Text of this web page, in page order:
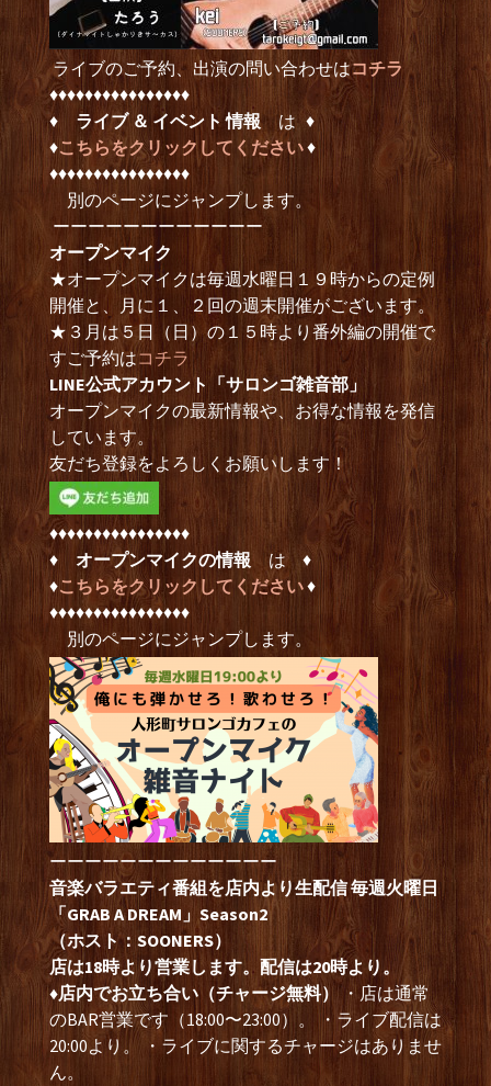
ライブのご予約、出演の問い合わせはコチラ
♦︎♦︎♦︎♦︎♦︎♦︎♦︎♦︎♦︎♦︎♦︎♦︎♦︎♦︎♦︎♦︎
♦︎ ライブ ＆ イベント 情報は ♦︎
♦︎こちらをクリックしてください♦︎
♦︎♦︎♦︎♦︎♦︎♦︎♦︎♦︎♦︎♦︎♦︎♦︎♦︎♦︎♦︎♦︎
別のページにジャンプします。
ーーーーーーーーーーーー
オープンマイク
★オープンマイクは毎週水曜日１９時からの定例
開催と、月に１、２回の週末開催がございます。
★３月は５日（日）の１５時より番外編の開催で
すご予約はコチラ
LINE公式アカウント「サロンゴ雑音部」
オープンマイクの最新情報や、お得な情報を発信
しています。
友だち登録をよろしくお願いします！
♦︎♦︎♦︎♦︎♦︎♦︎♦︎♦︎♦︎♦︎♦︎♦︎♦︎♦︎♦︎♦︎
♦︎ オープンマイクの情報は ♦︎
♦︎こちらをクリックしてください♦︎
♦︎♦︎♦︎♦︎♦︎♦︎♦︎♦︎♦︎♦︎♦︎♦︎♦︎♦︎♦︎♦︎
別のページにジャンプします。
ーーーーーーーーーーーーー
音楽バラエティ番組を店内より生配信 毎週火曜日
「GRAB A DREAM」Season2
（ホスト：SOONERS）
店は18時より営業します。配信は20時より。
♦︎店内でお立ち合い（チャージ無料）・店は通常
のBAR営業です（18:00〜23:00）。 ・ライブ配信は
20:00より。 ・ライブに関するチャージはありませ
ん。